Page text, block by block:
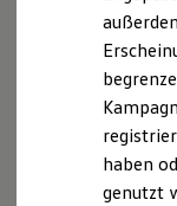
Marke und
R-
R
Driving
Angaben zum Digital
Disclaimer von
Die in dieser
Ausstattungen
haben
genutzt